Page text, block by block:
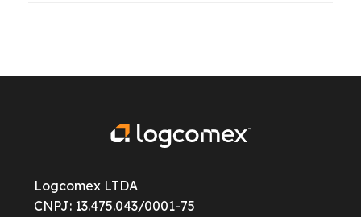
Logcomex LTDA
CNPJ: 13.475.043/0001-75